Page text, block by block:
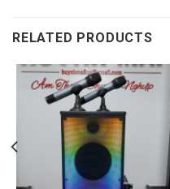
RELATED PRODUCTS